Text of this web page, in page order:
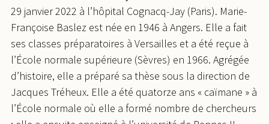
29 janvier 2022 à l’hôpital Cognacq-Jay (Paris). Marie-
Françoise Baslez est née en 1946 à Angers. Elle a fait
ses classes préparatoires à Versailles et a été reçue à
l’École normale supérieure (Sèvres) en 1966. Agrégée
d’histoire, elle a préparé sa thèse sous la direction de
Jacques Tréheux. Elle a été quatorze ans « caïmane » à
l’École normale où elle a formé nombre de chercheurs